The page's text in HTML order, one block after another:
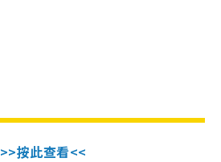
>>按此查看<<